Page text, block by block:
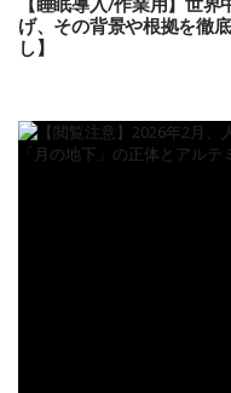
げ、その背景や根拠を徹
し】